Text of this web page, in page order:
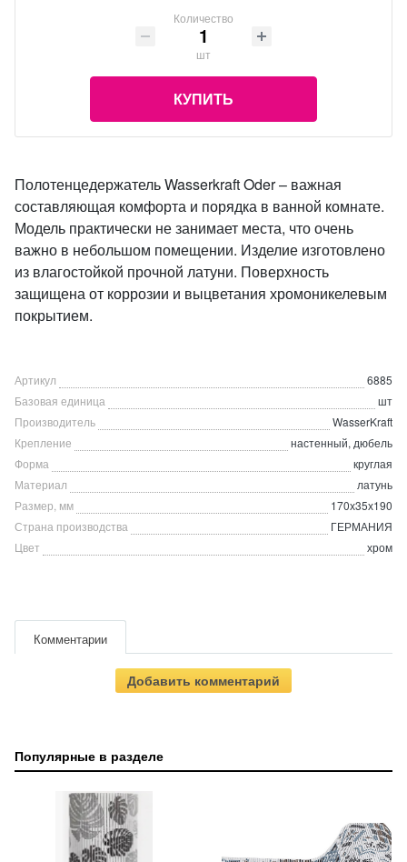
Количество
шт
КУПИТЬ
Полотенцедержатель Wasserkraft Oder – важная
составляющая комфорта и порядка в ванной комнате.
Модель практически не занимает места, что очень
важно в небольшом помещении. Изделие изготовлено
из влагостойкой прочной латуни. Поверхность
защищена от коррозии и выцветания хромоникелевым
покрытием.
Артикул
6885
Базовая единица
шт
Производитель
WasserKraft
Крепление
настенный, дюбель
Форма
круглая
Материал
латунь
Размер, мм
170х35х190
Страна производства
ГЕРМАНИЯ
Цвет
хром
Комментарии
Добавить комментарий
Популярные в разделе